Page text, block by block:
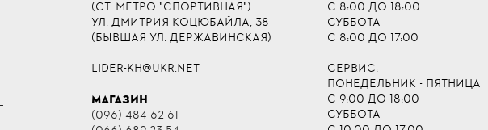
(СТ. МЕТРО "СПОРТИВНАЯ")
УЛ. ДМИТРИЯ КОЦЮБАЙЛА, 38
(БЫВШАЯ УЛ. ДЕРЖАВИНСКАЯ)
LIDER-KH@UKR.NET
МАГАЗИН
(096) 484-62-61
С 8:00 ДО 18:00
СУББОТА
С 8:00 ДО 17:00
СЕРВИС:
ПОНЕДЕЛЬНИК - ПЯТНИЦА
С 9:00 ДО 18:00
СУББОТА